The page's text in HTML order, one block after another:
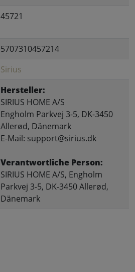
45721
5707310457214
Sirius
Hersteller:
SIRIUS HOME A/S
Engholm Parkvej 3-5, DK-3450
Allerød, Dänemark
E-Mail: support@sirius.dk
Verantwortliche Person:
SIRIUS HOME A/S, Engholm
Parkvej 3-5, DK-3450 Allerød,
Dänemark